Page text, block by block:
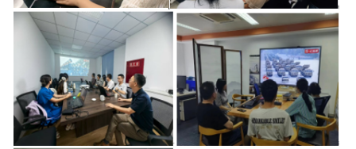
学生活动 创业就业 奖助学金
常用办公电话 办事流程 材料下载